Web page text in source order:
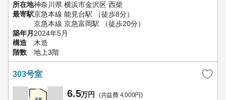
所在地神奈川県 横浜市金沢区 西柴
最寄駅京急本線 能見台駅 （徒歩8分）
京急本線 京急富岡駅 （徒歩20分）
築年月 2024年5月
構造
木造
階数
地上3階
303号室
6.5万円 (共益費 4,000円)